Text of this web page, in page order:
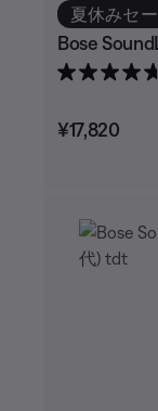
夏休みセ
Bose
価格:
¥17,820